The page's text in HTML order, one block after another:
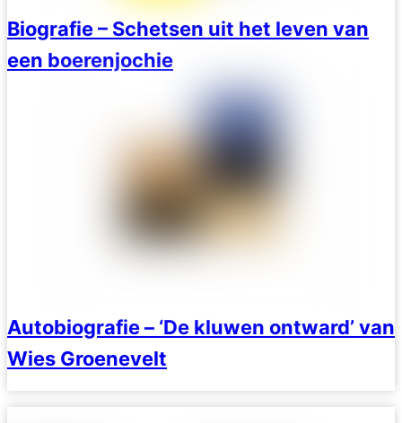
Biografie – Schetsen uit het leven van
een boerenjochie
Autobiografie – ‘De kluwen ontward’ van
Wies Groenevelt